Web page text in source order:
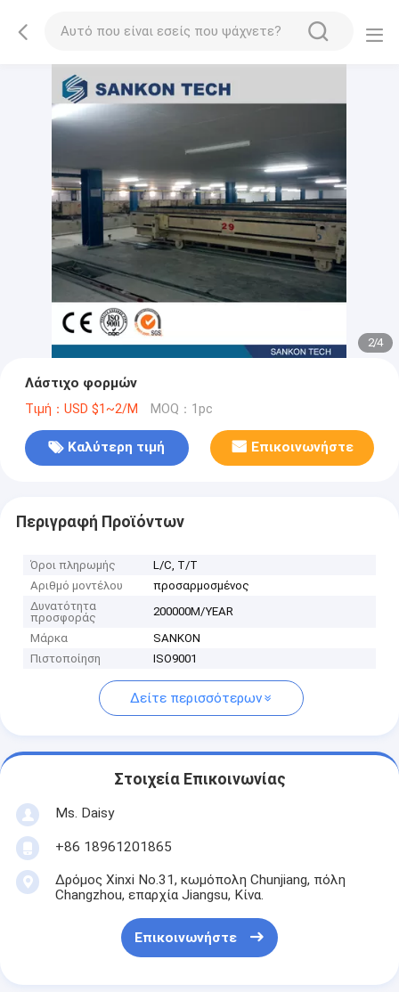
2/4
Λάστιχο φορμών
Τιμή：USD $1~2/M MOQ：1pc
Καλύτερη τιμή Επικοινωνήστε
Περιγραφή Προϊόντων
Όροι πληρωμής
L/C, T/T
Αριθμό μοντέλου
προσαρμοσμένος
Δυνατότητα
προσφοράς
200000M/YEAR
Μάρκα
SANKON
Πιστοποίηση
ISO9001
Δείτε περισσότερων
Στοιχεία Επικοινωνίας
Ms. Daisy
+86 18961201865
Δρόμος Xinxi No.31, κωμόπολη Chunjiang, πόλη
Changzhou, επαρχία Jiangsu, Κίνα.
Επικοινωνήστε